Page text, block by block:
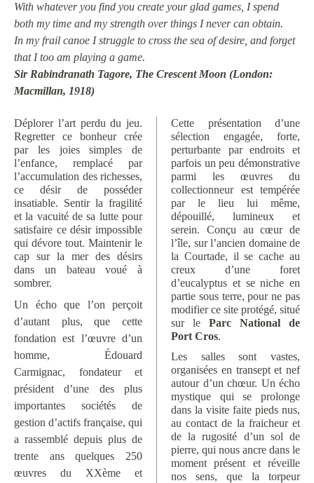
With whatever you find you create your glad games, I spend
both my time and my strength over things I never can obtain.
In my frail canoe I struggle to cross the sea of desire, and forget
that I too am playing a game.
Sir Rabindranath Tagore, The Crescent Moon (London:
Macmillan, 1918)
Déplorer l’art perdu du jeu.
Regretter ce bonheur crée
par les joies simples de
l’enfance, remplacé par
l’accumulation des richesses,
ce désir de posséder
insatiable. Sentir la fragilité
et la vacuité de sa lutte pour
satisfaire ce désir impossible
qui dévore tout. Maintenir le
cap sur la mer des désirs
dans un bateau voué à
sombrer.
Un écho que l’on perçoit
d’autant plus, que cette
fondation est l’œuvre d’un
homme, Édouard
Carmignac, fondateur et
président d’une des plus
importantes sociétés de
gestion d’actifs française, qui
a rassemblé depuis plus de
trente ans quelques 250
œuvres du XXème et
Cette présentation d’une
sélection engagée, forte,
perturbante par endroits et
parfois un peu démonstrative
parmi les œuvres du
collectionneur est tempérée
par le lieu lui même,
dépouillé, lumineux et
serein. Conçu au cœur de
l’île, sur l’ancien domaine de
la Courtade, il se cache au
creux d’une foret
d’eucalyptus et se niche en
partie sous terre, pour ne pas
modifier ce site protégé, situé
sur le Parc National de
Port Cros.
Les salles sont vastes,
organisées en transept et nef
autour d’un chœur. Un écho
mystique qui se prolonge
dans la visite faite pieds nus,
au contact de la fraicheur et
de la rugosité d’un sol de
pierre, qui nous ancre dans le
moment présent et réveille
nos sens, que la torpeur